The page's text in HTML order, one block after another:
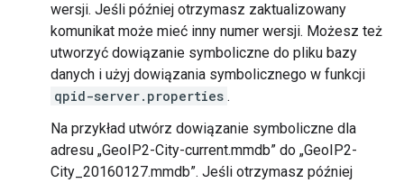
wersji. Jeśli później otrzymasz zaktualizowany
komunikat może mieć inny numer wersji. Możesz też
utworzyć dowiązanie symboliczne do pliku bazy
danych i użyj dowiązania symbolicznego w funkcji
qpid-server.properties .
Na przykład utwórz dowiązanie symboliczne dla
adresu „GeoIP2-City-current.mmdb” do „GeoIP2-
City_20160127.mmdb”. Jeśli otrzymasz później